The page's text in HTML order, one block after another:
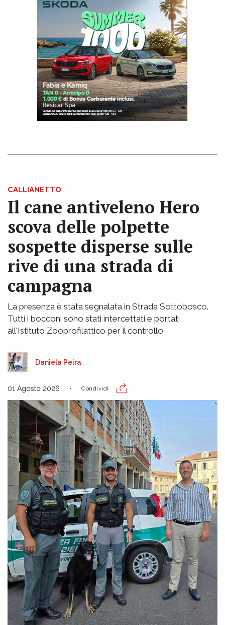
CALLIANETTO
Il cane antiveleno Hero
scova delle polpette
sospette disperse sulle
rive di una strada di
campagna
La presenza è stata segnalata in Strada Sottobosco.
Tutti i bocconi sono stati intercettati e portati
all'Istituto Zooprofilattico per il controllo
Daniela Peira
01 Agosto 2026 Condividi